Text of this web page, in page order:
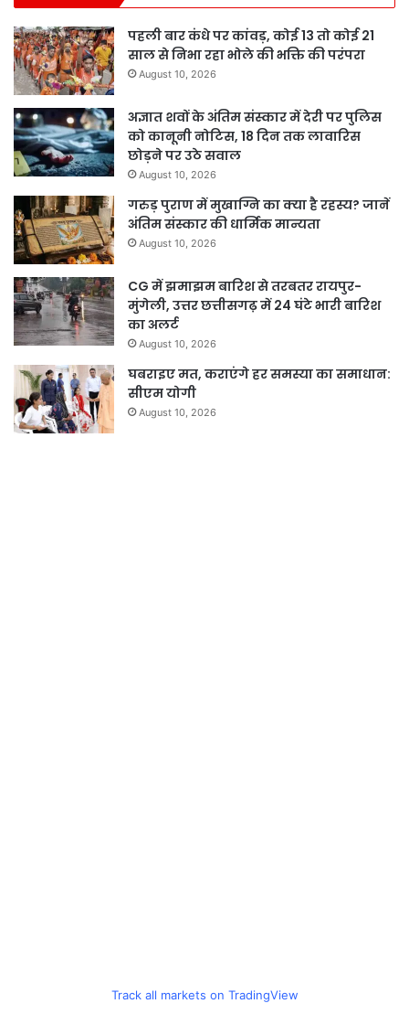
पहली बार कंधे पर कांवड़, कोई 13 तो कोई 21
साल से निभा रहा भोले की भक्ति की परंपरा
August 10, 2026
अज्ञात शवों के अंतिम संस्कार में देरी पर पुलिस
को कानूनी नोटिस, 18 दिन तक लावारिस
छोड़ने पर उठे सवाल
August 10, 2026
गरुड़ पुराण में मुखाग्नि का क्या है रहस्य? जानें
अंतिम संस्कार की धार्मिक मान्यता
August 10, 2026
CG में झमाझम बारिश से तरबतर रायपुर-
मुंगेली, उत्तर छत्तीसगढ़ में 24 घंटे भारी बारिश
का अलर्ट
August 10, 2026
घबराइए मत, कराएंगे हर समस्या का समाधान:
सीएम योगी
August 10, 2026
Track all markets on TradingView